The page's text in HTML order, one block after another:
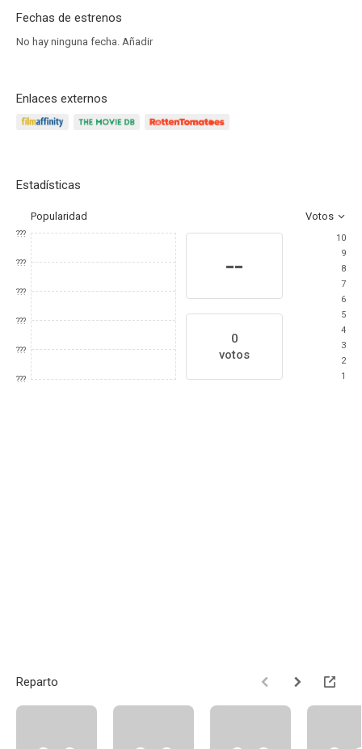
Fechas de estrenos
No hay ninguna fecha. Añadir
Enlaces externos
Estadísticas
Popularidad Votos
???
???
???
???
???
???
--
0
votos
10
9
8
7
6
5
4
3
2
1
Reparto